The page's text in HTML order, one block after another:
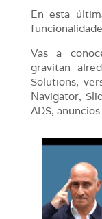
En esta
Vas a
gravitan
Solutions,
Navigator,
ADS,